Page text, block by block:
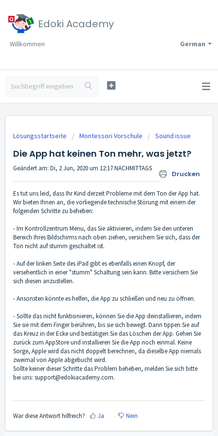
Edoki Academy
German
Willkommen
Lösungsstartseite Montessori Vorschule Sound issue
Die App hat keinen Ton mehr, was jetzt?
Drucken
Geändert am: Di, 2 Jun, 2020 um 12:17 NACHMITTAGS
Es tut uns leid, dass Ihr Kind derzeit Probleme mit dem Ton der App hat.
Wir bieten Ihnen an, die vorliegende technische Störung mit einem der
folgenden Schritte zu beheben:
- Im Kontrollzentrum Menu, das Sie aktivieren, indem Sie den unteren
Bereich Ihres Bildschirms nach oben ziehen, versichern Sie sich, dass der
Ton nicht auf stumm geschaltet ist.
- Auf der linken Seite des iPad gibt es ebenfalls einen Knopf, der
versehentlich in einer "stumm" Schaltung sein kann. Bitte versichern Sie
sich diesen anzustellen.
- Ansonsten könnte es helfen, die App zu schließen und neu zu öffnen.
- Sollte das nicht funktionieren, können Sie die App deinstallieren, indem
Sie sie mit dem Finger berühren, bis sie sich bewegt. Dann tippen Sie auf
das Kreuz in der Ecke und bestätigen Sie das Löschen der App. Gehen Sie
zurück zum AppStore und installieren Sie die App noch einmal. Keine
Sorge, Apple wird das nicht doppelt berechnen, da dieselbe App niemals
zweimal von Apple abgebucht wird.
Sollte keiner dieser Schritte das Problem beheben, melden Sie sich bitte
bei uns: support@edokiacademy.com.
War diese Antwort hilfreich? Ja Nein